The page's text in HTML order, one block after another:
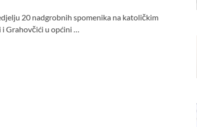
20 nadgrobnih spomenika na katoličkim
Grahovčići u općini …